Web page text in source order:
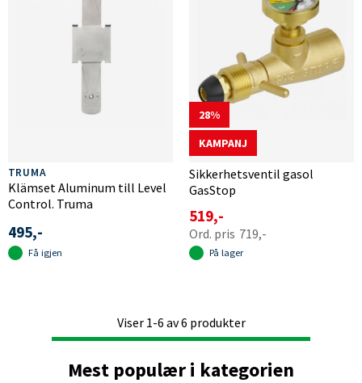
TRUMA
Klämset Aluminum till Level
Control. Truma
495,-
Få igjen
28
KAMPANJ
Sikkerhetsventil gasol
GasStop
519,-
719,-
På lager
Viser 1-6 av6 produkter
Mest populær i kategorien